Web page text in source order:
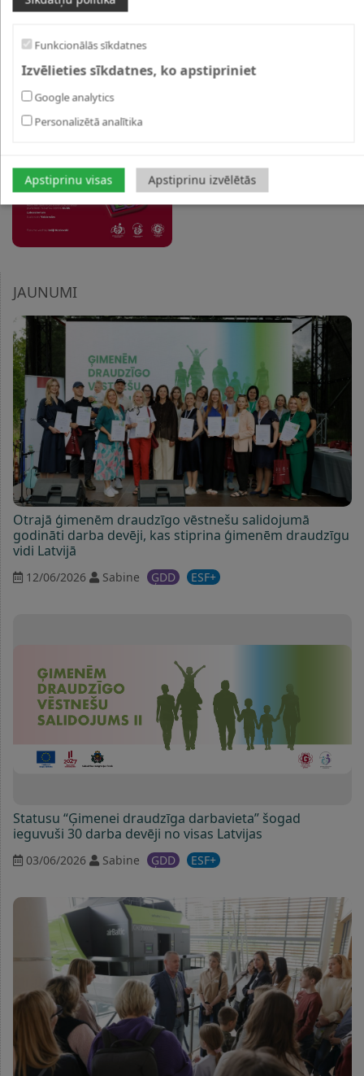
JAUNUMI
Otrajā ģimenēm draudzīgo vēstnešu salidojumā
godināti darba devēji, kas stiprina ģimenēm draudzīgu
vidi Latvijā
12/06/2026 Sabine ĢDD ESF+
Statusu “Ģimenei draudzīga darbavieta” šogad
ieguvuši 30 darba devēji no visas Latvijas
03/06/2026 Sabine ĢDD ESF+
Funkcionālās sīkdatnes
Izvēlieties sīkdatnes, ko apstipriniet
Google analytics
Personalizētā analītika
Apstiprinu visas Apstiprinu izvēlētās